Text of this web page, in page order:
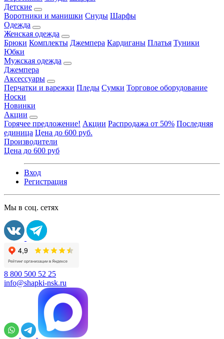
Детские
Воротники и манишки Снуды Шарфы
Одежда
Женская одежда
Брюки Комплекты Джемпера Кардиганы Платья Туники
Юбки
Мужская одежда
Джемпера
Аксессуары
Перчатки и варежки Пледы Сумки Торговое оборудование
Носки
Новинки
Акции
Горячее предложение! Акции Распродажа от 50% Последняя
единица Цена до 600 руб.
Производители
Цена до 600 руб
Вход
Регистрация
Мы в соц. сетях
8 800 500 52 25
info@shapki-nsk.ru